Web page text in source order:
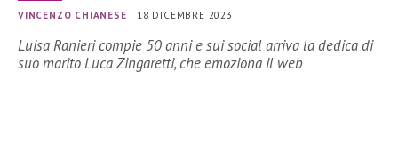
VINCENZO CHIANESE | 18 DICEMBRE 2023
Luisa Ranieri compie 50 anni e sui social arriva la dedica di
suo marito Luca Zingaretti, che emoziona il web